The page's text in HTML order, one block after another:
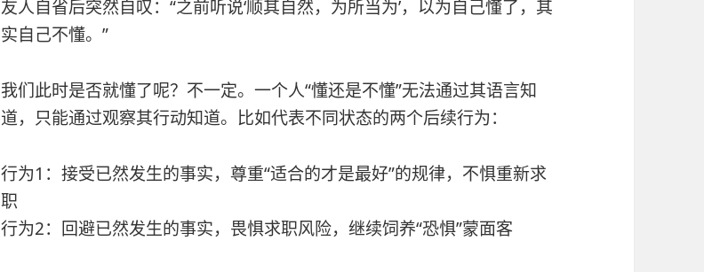
友人自省后突然自叹：“之前听说‘顺其自然，为所当为’，以为自己懂了，其
实自己不懂。”
我们此时是否就懂了呢？不一定。一个人“懂还是不懂”无法通过其语言知
道，只能通过观察其行动知道。比如代表不同状态的两个后续行为：
行为1：接受已然发生的事实，尊重“适合的才是最好”的规律，不惧重新求
职
行为2：回避已然发生的事实，畏惧求职风险，继续饲养“恐惧”蒙面客